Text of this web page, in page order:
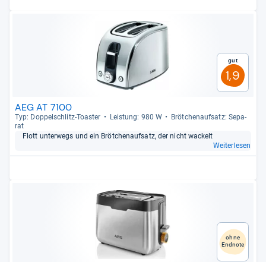
Gut
1,9
AEG AT 7100
Typ: Dop­pel­schlitz-​Toas­ter Leis­tung: 980 W
Bröt­chen­auf­satz: Sepa­
rat
Flott unter­wegs und ein Bröt­chen­auf­satz, der nicht wackelt
Weiterlesen
ohne
Endnote